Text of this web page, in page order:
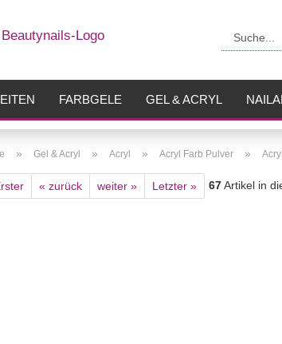
FARBGELE GEL & ACRYL
» Gel & Acryl » Acryl » Acryl Farb Pulver »
« zurück weiter » Letzter » 67Artikel in